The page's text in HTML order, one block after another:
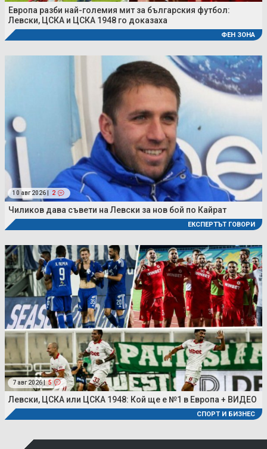
Европа разби най-големия мит за българския футбол:
Левски, ЦСКА и ЦСКА 1948 го доказаха
ФЕН ЗОНА
10 авг 2026 | 2
Чиликов дава съвети на Левски за нов бой по Кайрат
ЕКСПЕРТЪТ ГОВОРИ
7 авг 2026 | 5
Левски, ЦСКА или ЦСКА 1948: Кой ще е №1 в Европа + ВИДЕО
СПОРТ И БИЗНЕС